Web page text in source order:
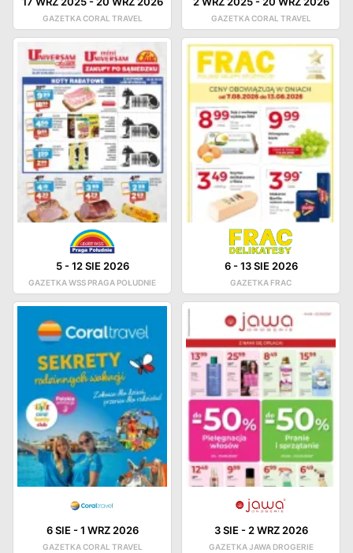
GAZETKA CORAL TRAVEL GAZETKA CORAL TRAVEL
5-12 SIE 2026
GAZETKA WSS PRAGA POŁUDNIE
6-13 SIE 2026
GAZETKA FRAC
6 SIE-1 WRZ 2026
GAZETKA CORAL TRAVEL
3 SIE-2 WRZ 2026
GAZETKA JAWA DROGERIE